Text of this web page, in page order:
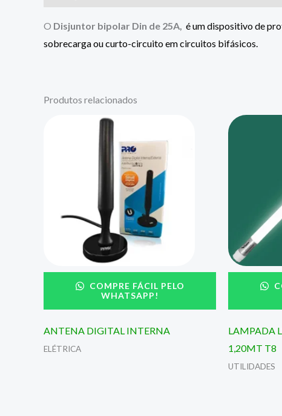
O Disjuntor bipolar Din de 25A, é um dispositivo de
sobrecarga ou curto-circuito em circuitos bifásicos.
Produtos relacionados
COMPRE FÁCIL PELO
WHATSAPP!
ANTENA DIGITAL INTERNA
ELÉTRICA
LAMPADA
1,20MT T8
UTILIDADES